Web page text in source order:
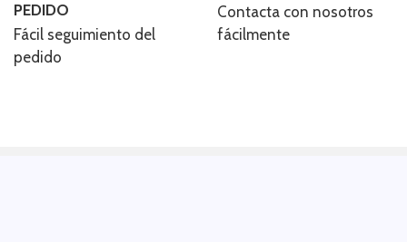
PEDIDO
Fácil seguimiento del
pedido
Contacta con nosotros
fácilmente